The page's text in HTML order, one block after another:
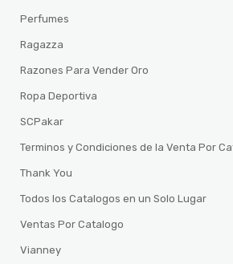
Perfumes
Ragazza
Razones Para Vender Oro
Ropa Deportiva
SCPakar
Terminos y Condiciones de la Venta Por
Thank You
Todos los Catalogos en un Solo Lugar
Ventas Por Catalogo
Vianney